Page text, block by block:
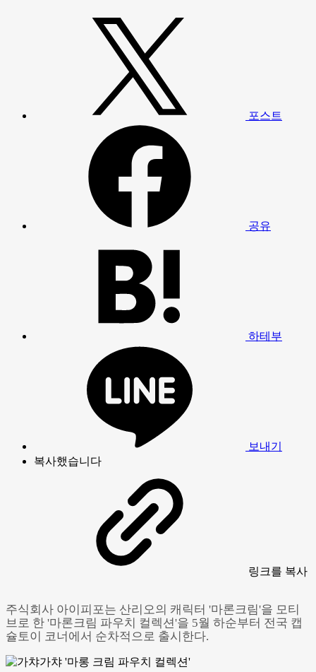
포스트
공유
하테부
보내기
복사했습니다
링크를 복사
주식회사 아이피포는 산리오의 캐릭터 '마론크림'을 모티
브로 한 '마론크림 파우치 컬렉션'을 5월 하순부터 전국 캡
슐토이 코너에서 순차적으로 출시한다.